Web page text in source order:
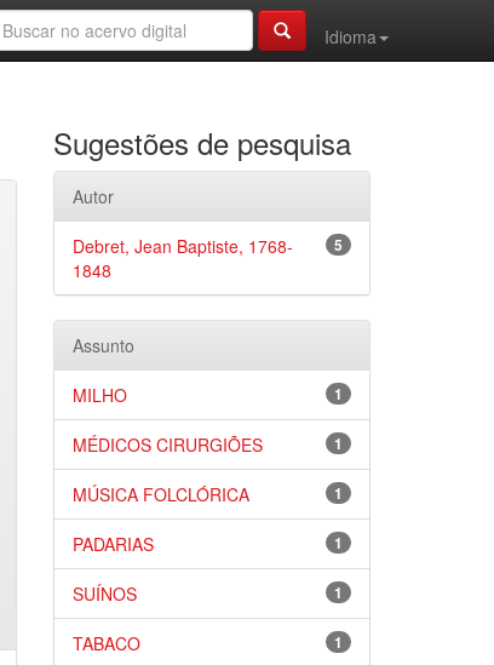
Idioma
Sugestões de pesquisa
Autor
5
Debret, Jean Baptiste, 1768-
1848
Assunto
1
MILHO
1
MÉDICOS CIRURGIÕES
1
MÚSICA FOLCLÓRICA
1
PADARIAS
1
SUÍNOS
1
TABACO